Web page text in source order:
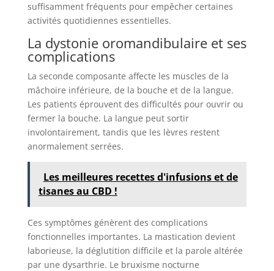
suffisamment fréquents pour empêcher certaines
activités quotidiennes essentielles.
La dystonie oromandibulaire et ses
complications
La seconde composante affecte les muscles de la
mâchoire inférieure, de la bouche et de la langue.
Les patients éprouvent des difficultés pour ouvrir ou
fermer la bouche. La langue peut sortir
involontairement, tandis que les lèvres restent
anormalement serrées.
Les meilleures recettes d'infusions et de
tisanes au CBD !
Ces symptômes génèrent des complications
fonctionnelles importantes. La mastication devient
laborieuse, la déglutition difficile et la parole altérée
par une dysarthrie. Le bruxisme nocturne